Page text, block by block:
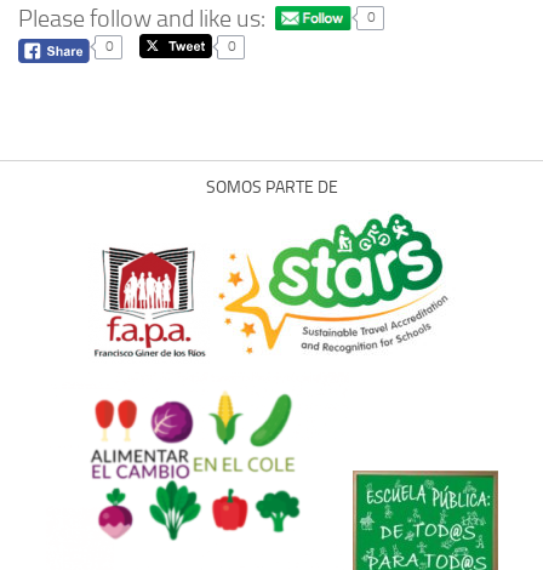
Please follow and like us:
0
0
0
SOMOS PARTE DE